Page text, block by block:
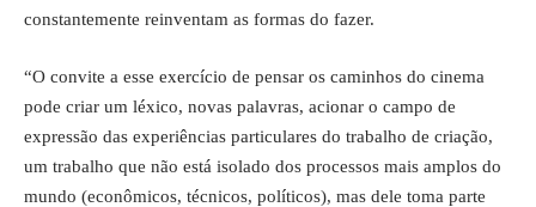
constantemente reinventam as formas do fazer.
“O convite a esse exercício de pensar os caminhos do cinema
pode criar um léxico, novas palavras, acionar o campo de
expressão das experiências particulares do trabalho de criação,
um trabalho que não está isolado dos processos mais amplos do
mundo (econômicos, técnicos, políticos), mas dele toma parte